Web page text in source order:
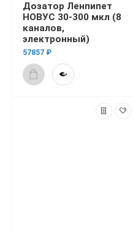
Дозатор Ленпипет
НОВУС 30-300 мкл (8
каналов,
электронный)
57857 ₽